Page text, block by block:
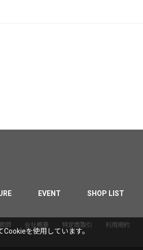
EVENT SHOP LIST
問 会社概要 特定商取引 利用規約
を使用しています。